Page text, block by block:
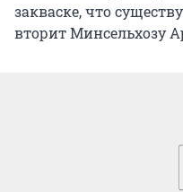
закваске, что
вторит Минсельхозу